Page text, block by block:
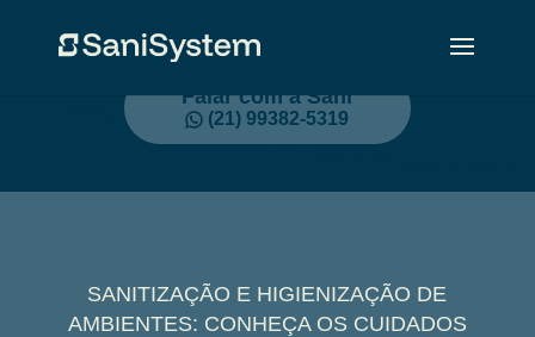
Falar com a Sani
(21) 99382-5319
SANITIZAÇÃO E HIGIENIZAÇÃO DE
AMBIENTES: CONHEÇA OS CUIDADOS